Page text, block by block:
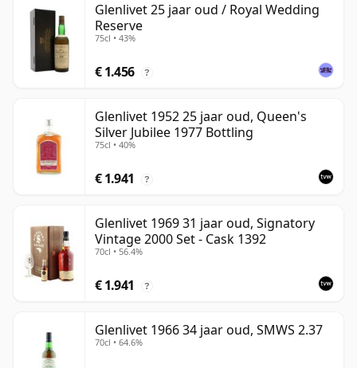
Glenlivet 25 jaar oud / Royal Wedding
Reserve
75cl • 43%
€ 1.456 ?
Glenlivet 1952 25 jaar oud, Queen's
Silver Jubilee 1977 Bottling
75cl • 40%
€ 1.941 ?
Glenlivet 1969 31 jaar oud, Signatory
Vintage 2000 Set - Cask 1392
70cl • 56.4%
€ 1.941 ?
Glenlivet 1966 34 jaar oud, SMWS 2.37
70cl • 64.6%